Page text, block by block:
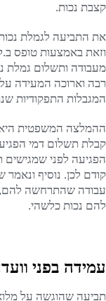
קצבת נכות.
את התביעה לגמלת
מעבודה ותשלום גמלת
רבה וארוכה המעידה
המגבלות התפקודיות
ההמלצה המשפטית היא
קבלת תשלום דמי
הפגיעה לפני שמגישים
קודם לכן. נוסיף
עבודה שהתרחשה להם,
להם נכות כלשהי.
עמידה בפני
תביעה שהוגשה על